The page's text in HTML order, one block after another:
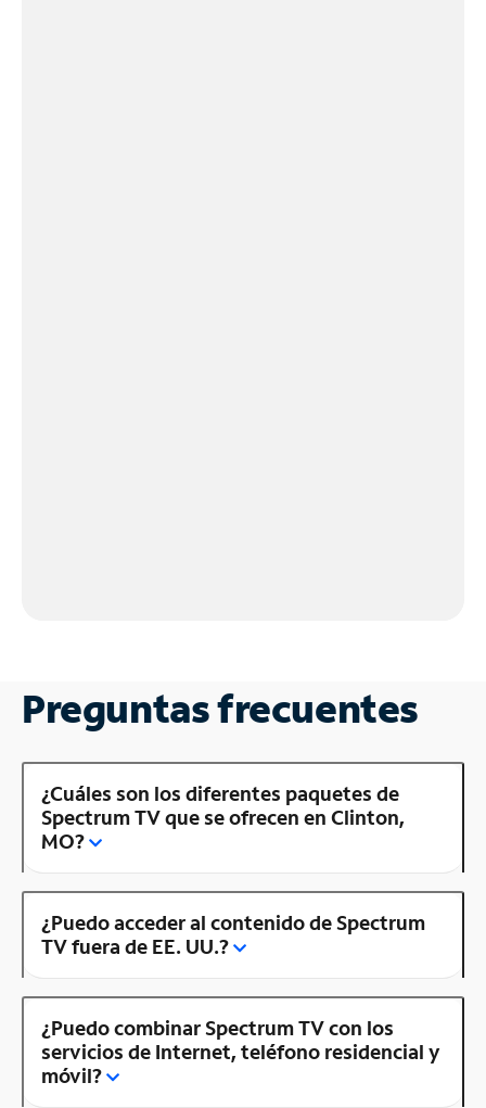
Preguntas frecuentes
¿Cuáles son los diferentes paquetes de
Spectrum TV que se ofrecen en Clinton,
MO?
¿Puedo acceder al contenido de Spectrum
TV fuera de EE. UU.?
¿Puedo combinar Spectrum TV con los
servicios de Internet, teléfono residencial y
móvil?